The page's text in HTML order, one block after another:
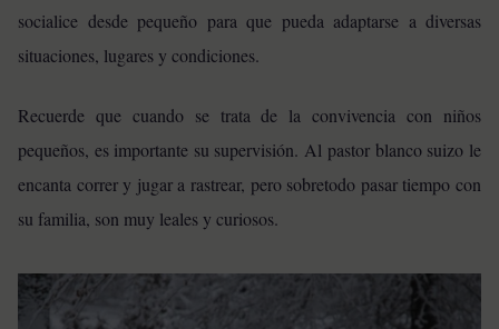
socialice desde pequeño para que pueda adaptarse a diversas
situaciones, lugares y condiciones.
Recuerde que cuando se trata de la convivencia con niños
pequeños, es importante su supervisión. Al pastor blanco suizo le
encanta correr y jugar a rastrear, pero sobretodo pasar tiempo con
su familia, son muy leales y curiosos.